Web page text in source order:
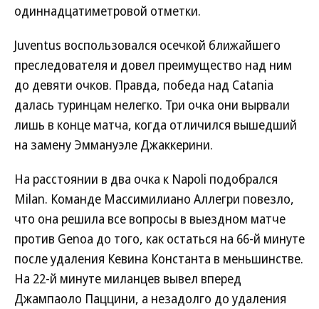
одиннадцатиметровой отметки.
Juventus воспользовался осечкой ближайшего
преследователя и довел преимущество над ним
до девяти очков. Правда, победа над Catania
далась туринцам нелегко. Три очка они вырвали
лишь в конце матча, когда отличился вышедший
на замену Эммануэле Джаккерини.
На расстоянии в два очка к Napoli подобрался
Milan. Команде Массимилиано Аллегри повезло,
что она решила все вопросы в выездном матче
против Genoa до того, как остаться на 66-й минуте
после удаления Кевина Константа в меньшинстве.
На 22-й минуте миланцев вывел вперед
Джампаоло Паццини, а незадолго до удаления